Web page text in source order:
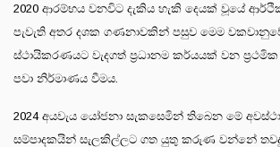
2020 ආරම්භය වනවිට දැකිය හැකි දෙයක් වූයේ
පැවැති අතර දශක ගණනාවකින් පසුව මෙම
ස්ථායිකරණයට වැදගත් ප්‍රධානම කර්යයක් වන
පවා නිර්මාණය වීමය.
2024 අයවැය යෝජනා සැකසෙමින් තිබෙන මේ
සම්පාදකයින් සැලකිල්ලට ගත යුතු කරුණ වන්නේ